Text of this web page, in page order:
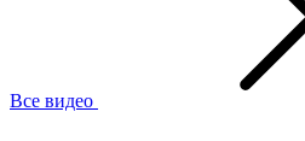
Все видео